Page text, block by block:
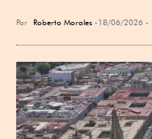
Por Roberto Morales 18/06/2026 -